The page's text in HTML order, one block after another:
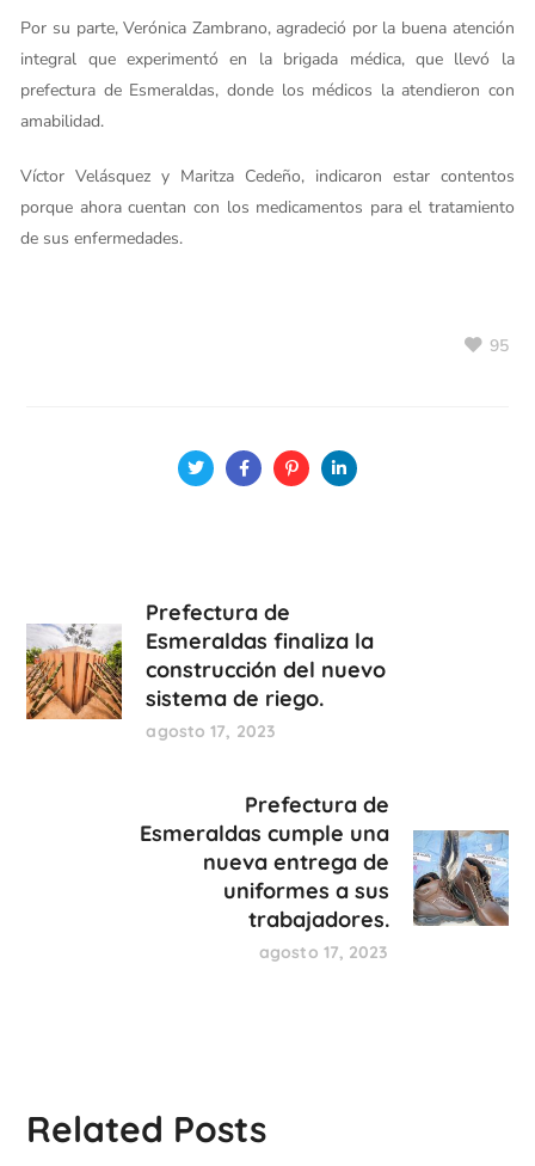
Por su parte, Verónica Zambrano, agradeció por la buena atención
integral que experimentó en la brigada médica, que llevó la
prefectura de Esmeraldas, donde los médicos la atendieron con
amabilidad.
Víctor Velásquez y Maritza Cedeño, indicaron estar contentos
porque ahora cuentan con los medicamentos para el tratamiento
de sus enfermedades.
95
Prefectura de
Esmeraldas finaliza la
construcción del nuevo
sistema de riego.
agosto 17, 2023
Prefectura de
Esmeraldas cumple una
nueva entrega de
uniformes a sus
trabajadores.
agosto 17, 2023
Related Posts